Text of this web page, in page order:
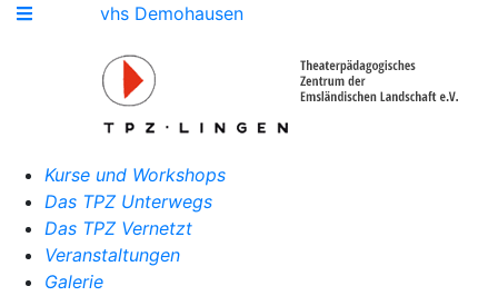
vhs Demohausen
Kurse und Workshops
Das TPZ Unterwegs
Das TPZ Vernetzt
Veranstaltungen
Galerie